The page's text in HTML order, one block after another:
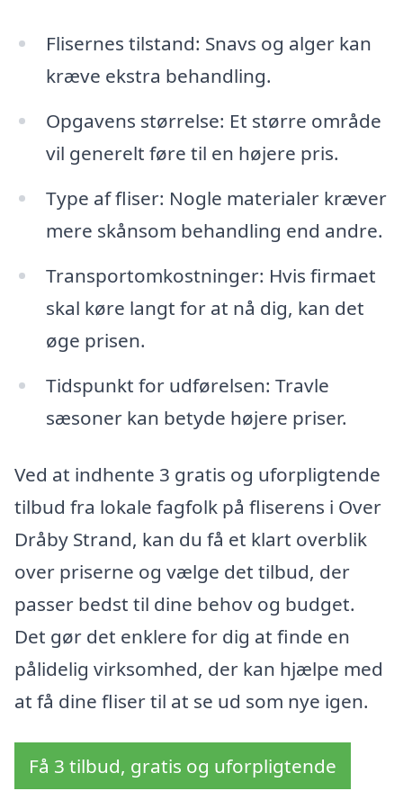
Flisernes tilstand: Snavs og alger kan
kræve ekstra behandling.
Opgavens størrelse: Et større område
vil generelt føre til en højere pris.
Type af fliser: Nogle materialer kræver
mere skånsom behandling end andre.
Transportomkostninger: Hvis firmaet
skal køre langt for at nå dig, kan det
øge prisen.
Tidspunkt for udførelsen: Travle
sæsoner kan betyde højere priser.
Ved at indhente 3 gratis og uforpligtende
tilbud fra lokale fagfolk på fliserens i Over
Dråby Strand, kan du få et klart overblik
over priserne og vælge det tilbud, der
passer bedst til dine behov og budget.
Det gør det enklere for dig at finde en
pålidelig virksomhed, der kan hjælpe med
at få dine fliser til at se ud som nye igen.
Få 3 tilbud, gratis og uforpligtende